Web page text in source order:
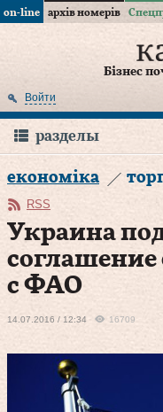
on-line архів номерів
Бізнес
Войти
разделы
економіка
RSS
Украина
соглашение
с ФАО
14.07.2016 / 12:34 16709